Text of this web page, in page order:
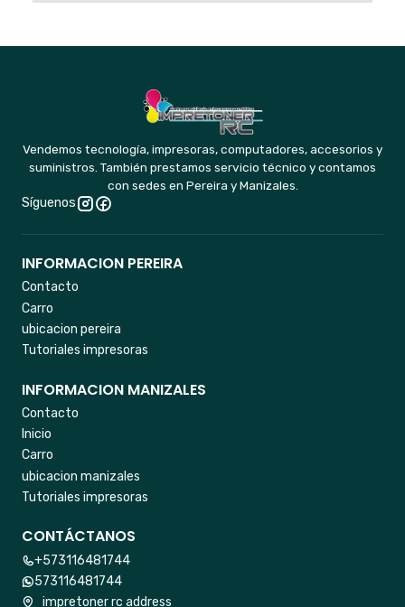
Vendemos tecnología, impresoras, computadores, accesorios y
suministros. También prestamos servicio técnico y contamos
con sedes en Pereira y Manizales.
Síguenos
INFORMACION PEREIRA
Contacto
Carro
ubicacion pereira
Tutoriales impresoras
INFORMACION MANIZALES
Contacto
Inicio
Carro
ubicacion manizales
Tutoriales impresoras
CONTÁCTANOS
+573116481744
573116481744
impretoner rc address